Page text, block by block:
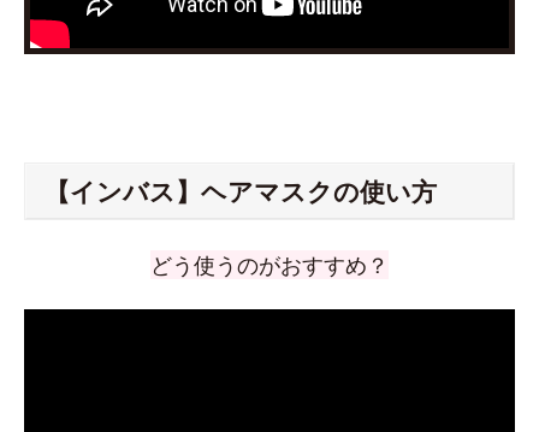
【インバス】ヘアマスクの使い方
どう使うのがおすすめ？